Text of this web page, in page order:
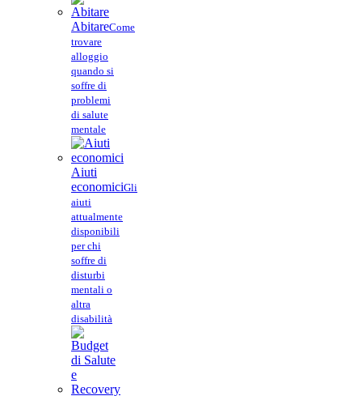
AbitareCome
trovare
alloggio
quando si
soffre di
problemi
di salute
mentale
Aiuti
economiciGli
aiuti
attualmente
disponibili
per chi
soffre di
disturbi
mentali o
altra
disabilità